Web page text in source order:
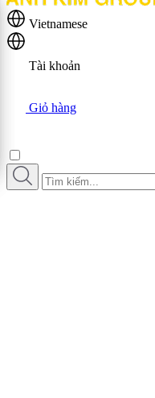
Vietnamese
Tài khoản
Giỏ hàng